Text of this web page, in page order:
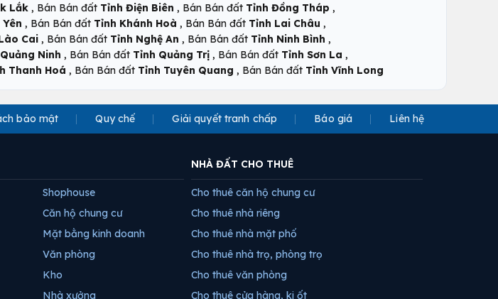
Lắk , Bán Bán đất Tỉnh Điện Biên , Bán Bán đất Tỉnh Đồng Tháp ,
, Bán Bán đất Tỉnh Khánh Hoà , Bán Bán đất Tỉnh Lai Châu ,
Cai , Bán Bán đất Tỉnh Nghệ An , Bán Bán đất Tỉnh Ninh Bình ,
Ninh , Bán Bán đất Tỉnh Quảng Trị , Bán Bán đất Tỉnh Sơn La ,
Thanh Hoá , Bán Bán đất Tỉnh Tuyên Quang , Bán Bán đất Tỉnh Vĩnh Long
bảo mật Quy chế Giải quyết tranh chấp Báo giá Liên hệ
Shophouse
Căn hộ chung cư
Mặt bằng kinh doanh
Văn phòng
Kho
Nhà xưởng
NHÀ ĐẤT CHO THUÊ
Cho thuê căn hộ chung cư
Cho thuê nhà riêng
Cho thuê nhà mặt phố
Cho thuê nhà trọ, phòng trọ
Cho thuê văn phòng
Cho thuê cửa hàng, ki ốt